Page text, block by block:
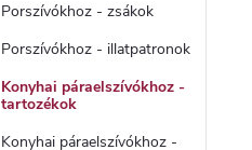
Porszívókhoz - zsákok
Porszívókhoz - illatpatronok
Konyhai páraelszívókhoz -
tartozékok
Konyhai páraelszívókhoz -